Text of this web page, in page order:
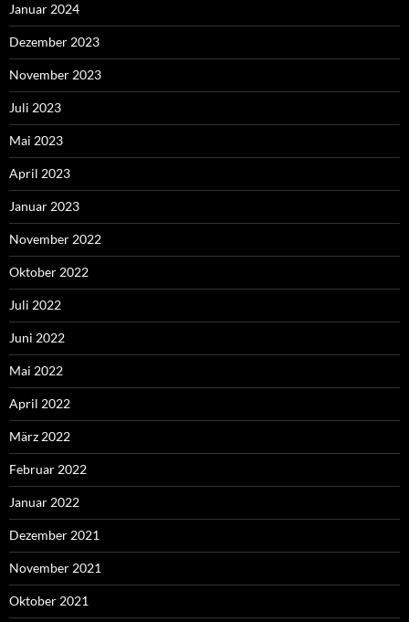
Januar 2024
Dezember 2023
November 2023
Juli 2023
Mai 2023
April 2023
Januar 2023
November 2022
Oktober 2022
Juli 2022
Juni 2022
Mai 2022
April 2022
März 2022
Februar 2022
Januar 2022
Dezember 2021
November 2021
Oktober 2021